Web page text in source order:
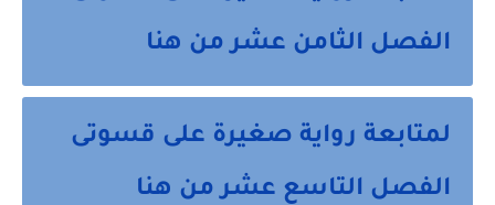
الفصل الثامن عشر من هنا
لمتابعة رواية صغيرة على قسوتى
الفصل التاسع عشر من هنا